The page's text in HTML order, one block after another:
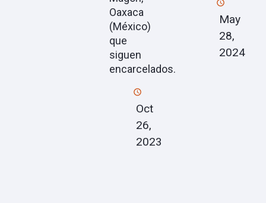
Oaxaca
(México)
que
siguen
encarcelados.
Oct
26,
2023
May
28,
2024